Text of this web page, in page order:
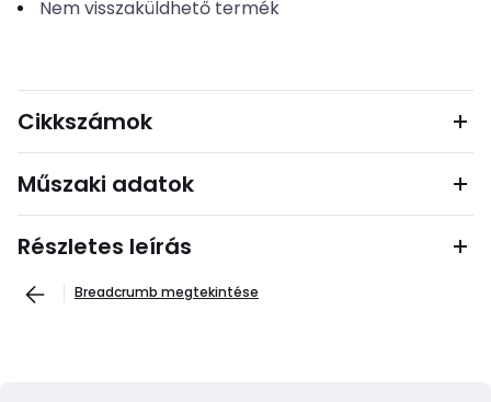
Nem visszaküldhető termék
Cikkszámok
Műszaki adatok
Részletes leírás
Breadcrumb megtekintése